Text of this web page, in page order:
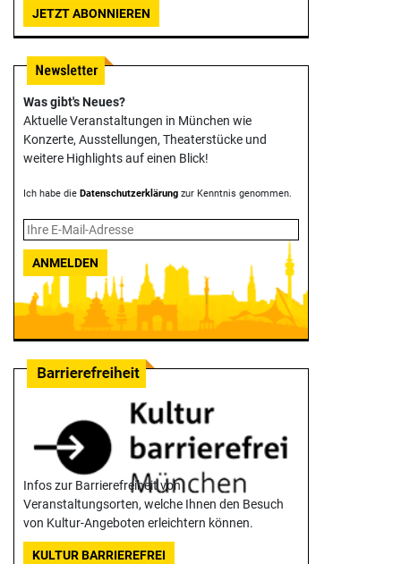
JETZT ABONNIEREN
Was gibt's Neues?
Aktuelle Veranstaltungen in München wie
Konzerte, Ausstellungen, Theater­stücke und
weitere Highlights auf einen Blick!
Ich habe die Datenschutzerklärung zur Kenntnis genommen.
ANMELDEN
Infos zur Barrierefreiheit von
Veranstaltungsorten, welche Ihnen den Besuch
von Kultur-Angeboten erleichtern können.
KULTUR BARRIEREFREI